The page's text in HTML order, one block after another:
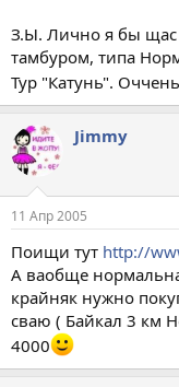
З.Ы. Лично я бы щас
тамбуром, типа
Тур "Катунь".
Jimmy
11 Апр 2005
Поищи тут http://
А ваобще
крайняк нужно
сваю ( Байкал 3 км
4000